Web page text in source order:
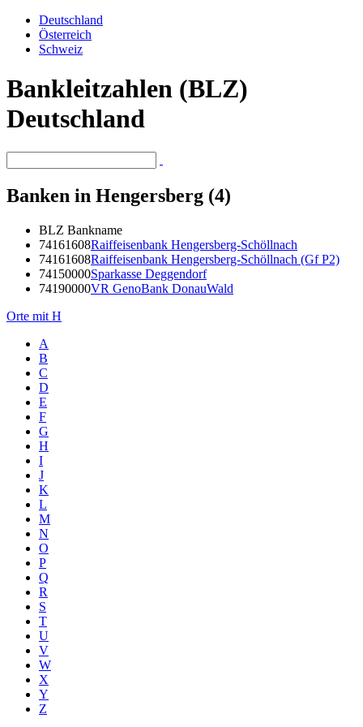
Deutschland
Österreich
Schweiz
Bankleitzahlen (BLZ)
Deutschland
Banken in Hengersberg (4)
BLZ Bankname
74161608Raiffeisenbank Hengersberg-Schöllnach
74161608Raiffeisenbank Hengersberg-Schöllnach (Gf P2)
74150000Sparkasse Deggendorf
74190000VR GenoBank DonauWald
Orte mit H
A
B
C
D
E
F
G
H
I
J
K
L
M
N
O
P
Q
R
S
T
U
V
W
X
Y
Z